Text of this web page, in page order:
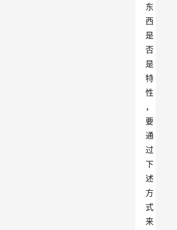
东
西
是
否
是
特
性
，
要
通
过
下
述
方
式
来